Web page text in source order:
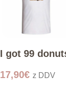
I got 99
17,90€ z DDV